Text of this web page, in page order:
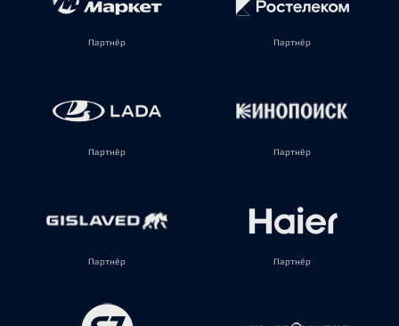
Партнёр Партнёр
Партнёр Партнёр
Партнёр Партнёр